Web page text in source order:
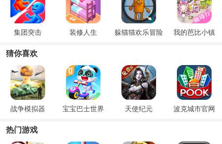
集团突击 装修人生 躲猫猫欢乐冒险 我的芭比小镇
猜你喜欢
战争模拟器
宝宝巴士世界 天使纪元 波克城市官网
热门游戏